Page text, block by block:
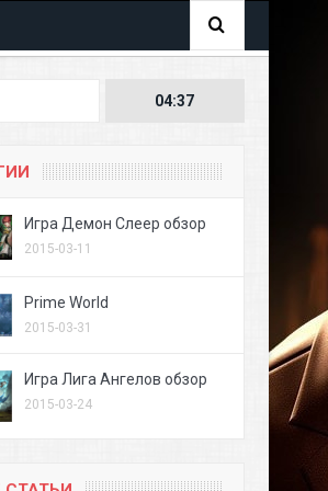
04:37
Игра Демон Слеер обзор
2015-03-11
Prime World
2015-03-31
Игра Лига Ангелов обзор
2015-03-24